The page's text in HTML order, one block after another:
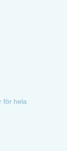
för hela